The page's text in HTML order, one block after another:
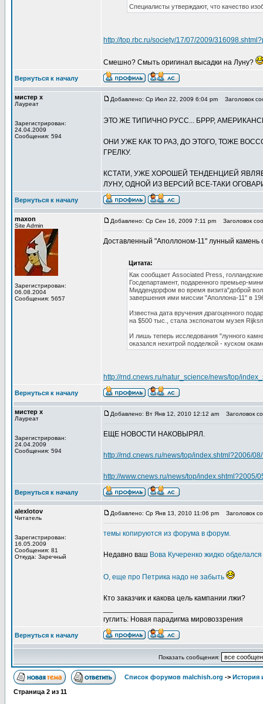
Специалисты утверждают, что качество
http://top.rbc.ru/society/17/07/2009/
Смешно? Смыть оригинал высадки на Луну?
Вернуться к началу
мистер х
Лауреат
Зарегистрирован:
24.04.2009
Сообщения: 594
Добавлено: Ср Июл 22, 2009 6:04 pm Заголовок
ЭТО ЖЕ ТИПИЧНО РУСС... БРРР,
ОНИ УЖЕ КАК ТО РАЗ, ДО ЭТОГО, ТОЖЕ
ГРЕЛКУ.
КСТАТИ, УЖЕ ХОРОШЕЙ ТЕНДЕНЦИЕЙ
ЛУНУ, ОДНОЙ ИЗ ВЕРСИЙ ВСЕ-ТАКИ
Вернуться к началу
maxon
Site Admin
Зарегистрирован:
06.08.2004
Сообщения: 5657
Добавлено: Ср Сен 16, 2009 7:11 pm Заголовок
Доставленный "Аполлоном-11" лунный камень
Цитата:
Как сообщает Associated Press,
Госдепартамент, подаренного премьер-
Миддендорфом во время визита"доброй
завершения ими миссии "Аполлона-11" в
Известна дата вручения драгоценного
на $500 тыс., стала экспонатом музея
И лишь теперь исследования "лунного
оказался нехитрой подделкой - куском
http://rnd.cnews.ru/natur_science/news/top/
Вернуться к началу
мистер х
Лауреат
Зарегистрирован:
24.04.2009
Сообщения: 594
Добавлено: Вт Янв 12, 2010 12:12 am Заголовок
ЕЩЕ НОВОСТИ НАКОВЫРЯЛ.
http://rnd.cnews.ru/news/top/index.shtml?2006/
http://www.cnews.ru/news/top/index.shtml?2005/
Вернуться к началу
alexlotov
Читатель
Зарегистрирован:
16.05.2009
Сообщения: 81
Откуда: Заречный
Добавлено: Ср Янв 13, 2010 11:06 pm Заголовок
темы копируются из форума в форум.
Недавно ваш Вова Кучеренко жидко
О, еще про Петрика надо не забыть
Кто заказчик и какова цель кампании лжи?
гуглить: Новая парадигма мировоззрения
Вернуться к началу
Показать сообщения:
Список форумов malchish.org ->
Страница 2 из 11